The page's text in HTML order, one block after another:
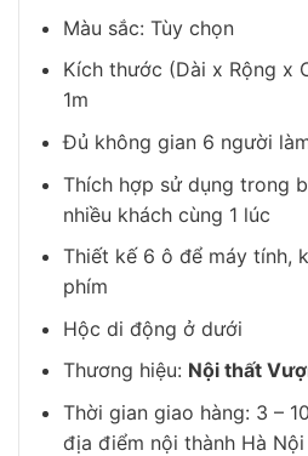
Màu sắc: Tùy chọn
Kích thước (Dài x Rộng x
1m
Đủ không gian 6 người
Thích hợp sử dụng trong
nhiều khách cùng 1 lúc
Thiết kế 6 ô để máy tính,
phím
Hộc di động ở dưới
Thương hiệu: Nội thất
Thời gian giao hàng: 3 –
địa điểm nội thành Hà